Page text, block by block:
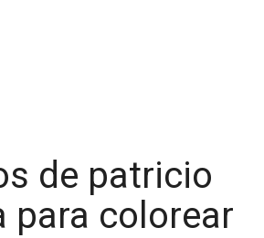
de patricio
para colorear